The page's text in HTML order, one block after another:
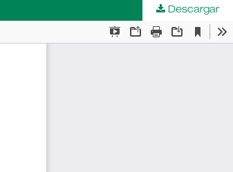
Descargar